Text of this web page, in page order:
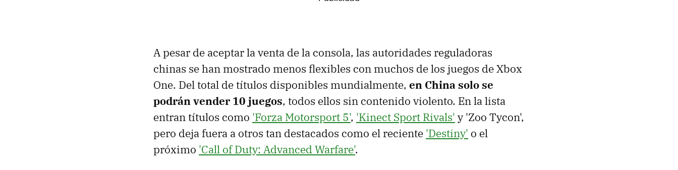
A pesar de aceptar la venta de la consola, las autoridades reguladoras
chinas se han mostrado menos flexibles con muchos de los juegos de Xbox
One. Del total de títulos disponibles mundialmente, en China solo se
podrán vender 10 juegos, todos ellos sin contenido violento. En la lista
entran títulos como 'Forza Motorsport 5', 'Kinect Sport Rivals' y 'Zoo Tycon',
pero deja fuera a otros tan destacados como el reciente 'Destiny' o el
próximo 'Call of Duty: Advanced Warfare'.